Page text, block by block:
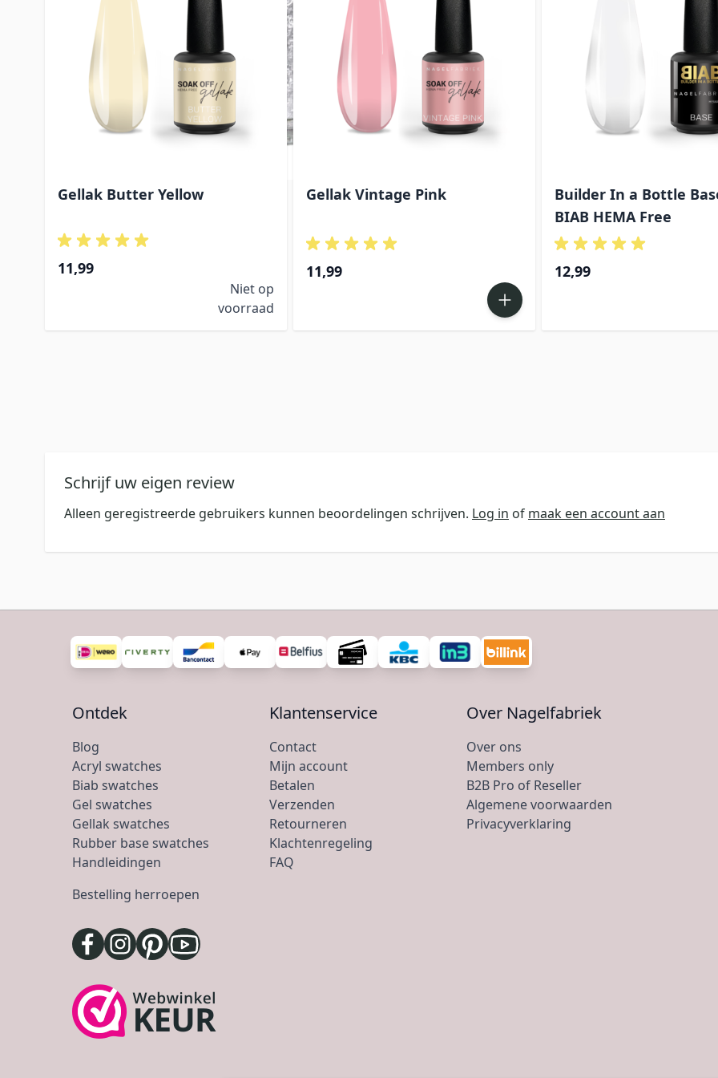
Gellak Butter Yellow
11,99
Niet op
voorraad
Gellak Vintage Pink
11,99
Builder In a Bottle
BIAB HEMA Free
12,99
Schrijf uw eigen review
Alleen geregistreerde gebruikers kunnen beoordelingen schrijven. Log in of maak een account aan
Ontdek
Blog
Acryl swatches
Biab swatches
Gel swatches
Gellak swatches
Rubber base swatches
Handleidingen
Bestelling herroepen
Klantenservice
Contact
Mijn account
Betalen
Verzenden
Retourneren
Klachtenregeling
FAQ
Over Nagelfabriek
Over ons
Members only
B2B Pro of Reseller
Algemene voorwaarden
Privacyverklaring